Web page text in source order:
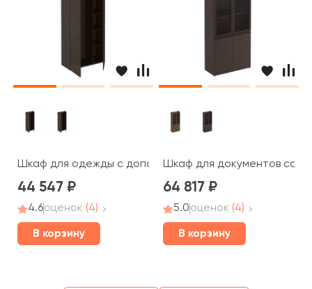
Шкаф для одежды с дополнением МК 342 Mark
44 547
4.6оценок (4)
В корзину
Шкаф для документов со
64 817
5.0оценок (4)
В корзину